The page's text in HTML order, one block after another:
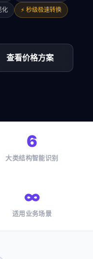
化 ⚡ 秒级极速转换
查看价格方案
6
大类结构智能识别
∞
适用业务场景